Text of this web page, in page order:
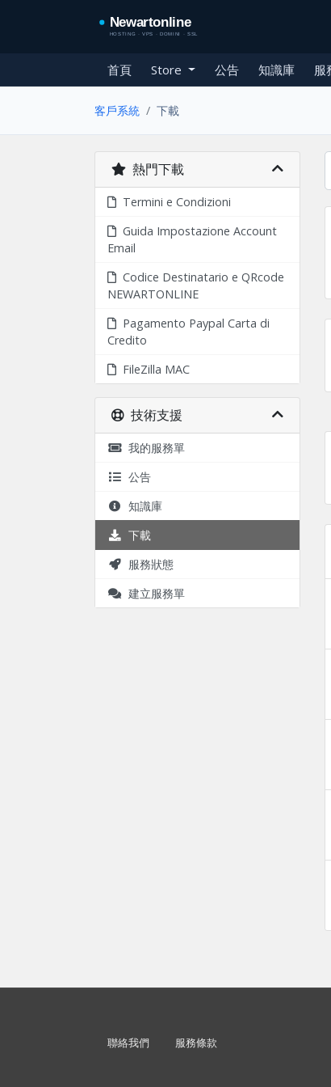
首頁 Store 公告 知識庫 服
客戶系統 下載
熱門下載
Termini e Condizioni
Guida Impostazione Account
Email
Codice Destinatario e QRcode
NEWARTONLINE
Pagamento Paypal Carta di
Credito
FileZilla MAC
技術支援
我的服務單
公告
知識庫
下載
服務狀態
建立服務單
聯絡我們 服務條款